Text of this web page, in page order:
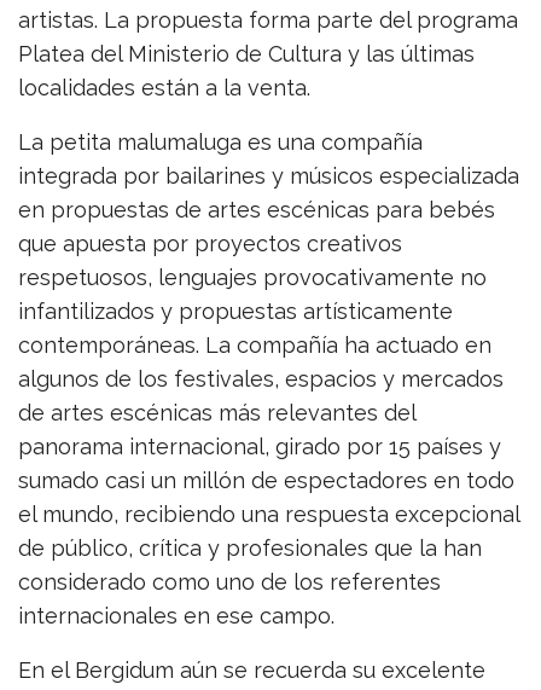
artistas. La propuesta forma parte del programa
Platea del Ministerio de Cultura y las últimas
localidades están a la venta.
La petita malumaluga es una compañía
integrada por bailarines y músicos especializada
en propuestas de artes escénicas para bebés
que apuesta por proyectos creativos
respetuosos, lenguajes provocativamente no
infantilizados y propuestas artísticamente
contemporáneas. La compañía ha actuado en
algunos de los festivales, espacios y mercados
de artes escénicas más relevantes del
panorama internacional, girado por 15 países y
sumado casi un millón de espectadores en todo
el mundo, recibiendo una respuesta excepcional
de público, crítica y profesionales que la han
considerado como uno de los referentes
internacionales en ese campo.
En el Bergidum aún se recuerda su excelente